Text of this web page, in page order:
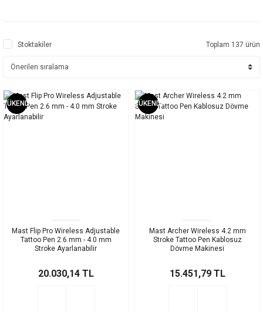
Stoktakiler Toplam 137 ürün
TÜKENDİ
Mast Flip Pro Wireless Adjustable
Tattoo Pen 2.6 mm - 4.0 mm
Stroke Ayarlanabilir
20.030,14 TL
TÜKENDİ
Mast Archer Wireless 4.2 mm
Stroke Tattoo Pen Kablosuz
Dövme Makinesi
15.451,79 TL